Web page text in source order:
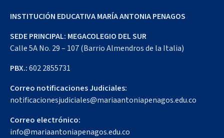
INSTITUCIÓN EDUCATIVA MARÍA ANTONIA PENAGOS
SEDE PRINCIPAL: MEGACOLEGIO DEL SUR
Calle 5A No. 29 – 107 (Barrio Almendros de la Italia)
PBX.:602 2855731
Correo notificaciones Judiciales:
notificacionesjudiciales@mariaantoniapenagos.edu.co
Correo electrónico:
info@mariaantoniapenagos.edu.co